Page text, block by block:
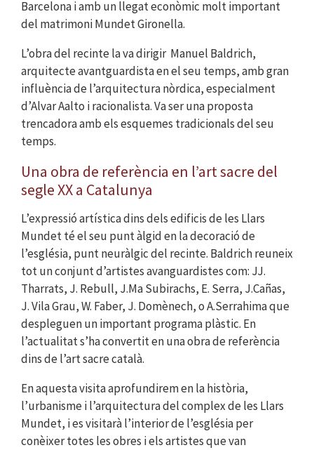
Barcelona i amb un llegat econòmic molt important
del matrimoni Mundet Gironella.
L’obra del recinte la va dirigir Manuel Baldrich,
arquitecte avantguardista en el seu temps, amb gran
influència de l’arquitectura nòrdica, especialment
d’Alvar Aalto i racionalista. Va ser una proposta
trencadora amb els esquemes tradicionals del seu
temps.
Una obra de referència en l’art sacre del
segle XX a Catalunya
L’expressió artística dins dels edificis de les Llars
Mundet té el seu punt àlgid en la decoració de
l’església, punt neuràlgic del recinte. Baldrich reuneix
tot un conjunt d’artistes avanguardistes com: JJ.
Tharrats, J. Rebull, J.Ma Subirachs, E. Serra, J.Cañas,
J. Vila Grau, W. Faber, J. Domènech, o A.Serrahima que
despleguen un important programa plàstic. En
l’actualitat s’ha convertit en una obra de referència
dins de l’art sacre català.
En aquesta visita aprofundirem en la història,
l’urbanisme i l’arquitectura del complex de les Llars
Mundet, i es visitarà l’interior de l’església per
conèixer totes les obres i els artistes que van